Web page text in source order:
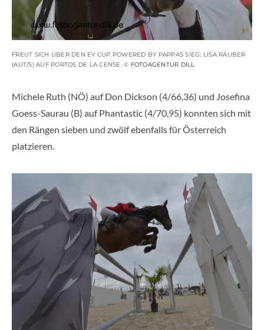
FREUT SICH ÜBER DEN EY CUP POWERED BY PAPPAS SIEG: LISA RÄUBER
(AUT/S) AUF PORTOS DE LA CENSE. © FOTOAGENTUR DILL
Michele Ruth (NÖ) auf Don Dickson (4/66,36) und Josefina
Goess-Saurau (B) auf Phantastic (4/70,95) konnten sich mit
den Rängen sieben und zwölf ebenfalls für Österreich
platzieren.